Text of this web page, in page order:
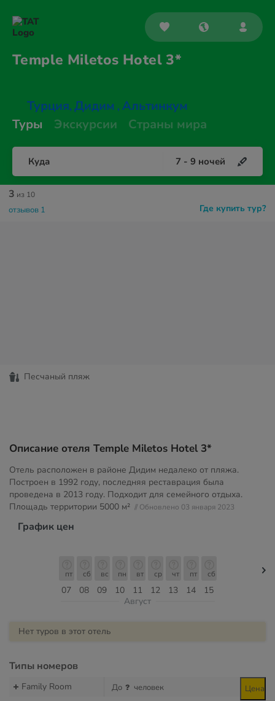
Temple Miletos Hotel 3*
Турция, Дидим , Альтинкум
Туры
Экскурсии Страны мира
Куда 7 - 9 ночей
Где купить тур?
3 из 10
отзывов 1
Песчаный пляж
Описание отеля Temple Miletos Hotel 3*
Отель расположен в районе Дидим недалеко от пляжа.
Построен в 1992 году, последняя реставрация была
проведена в 2013 году. Подходит для семейного отдыха.
Площадь территории 5000 м² // Обновлено 03 января 2023
График цен
07
пт
08
сб
09
вс
10
пн
11
вт
12
ср
13
чт
14
пт
15
сб
Август
Нет туров в этот отель
Типы номеров
Family Room До человек Цена